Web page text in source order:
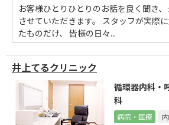
お客様ひとりひとりのお話を良く聞き
させていただきます。 スタッフが実際
たものだけ、 皆様の日々...
井上てるクリニック
循環器内科・
科
病院・医療